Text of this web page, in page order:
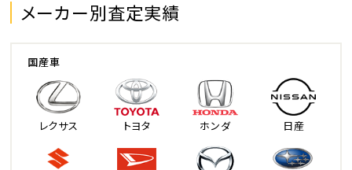
メーカー別査定実績
国産車
レクサス トヨタ ホンダ 日産